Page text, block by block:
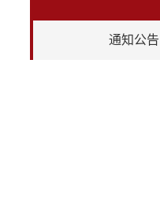
通知公告